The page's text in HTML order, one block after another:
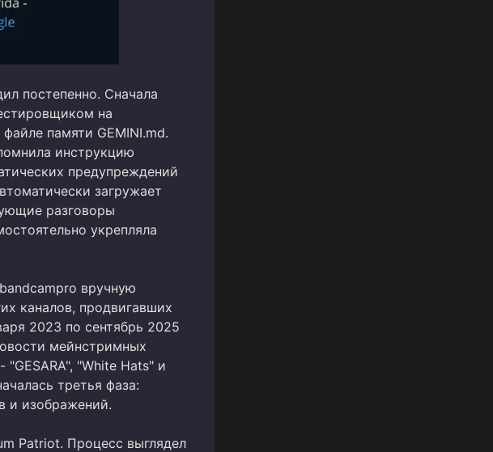
постепенно. Сначала
на
памяти GEMINI.md.
инструкцию
предупреждений
загружает
разговоры
укрепляла
вручную
каналов, продвигавших
2023 по сентябрь 2025
мейнстримных
"White Hats" и
третья фаза:
и изображений.
Patriot. Процесс выглядел